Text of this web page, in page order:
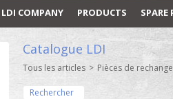
LDI COMPANY PRODUCTS SPARE
Catalogue LDI
Tous les articles > Pièces de rechange
Rechercher